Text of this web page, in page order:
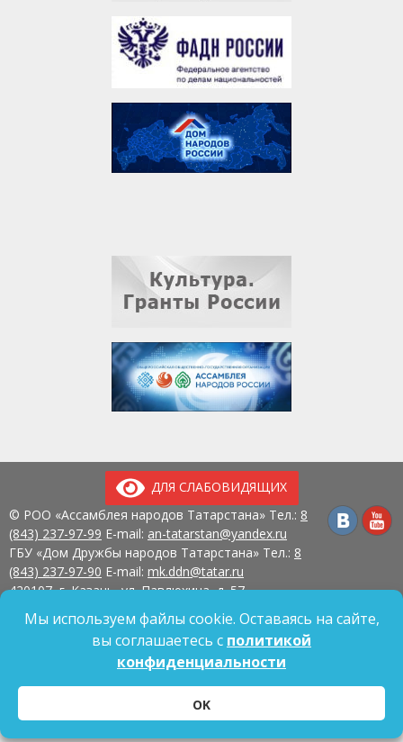
ДЛЯ СЛАБОВИДЯЩИХ
© РОО «Ассамблея народов Татарстана» Тел.: 8
(843) 237-97-99 E-mail: an-tatarstan@yandex.ru
ГБУ «Дом Дружбы народов Татарстана» Тел.: 8
(843) 237-97-90 E-mail: mk.ddn@tatar.ru
420107, г. Казань, ул. Павлюхина, д. 57
Политика обработки персональных данных
Согласие на обработку персональных данных
Мы используем файлы cookie. Оставаясь на сайте,
вы соглашаетесь с политикой
конфиденциальности
OK